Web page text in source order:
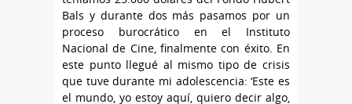
Bals y durante dos más pasamos por un
proceso burocrático en el Instituto
Nacional de Cine, finalmente con éxito. En
este punto llegué al mismo tipo de crisis
que tuve durante mi adolescencia: ‘Este es
el mundo, yo estoy aquí, quiero decir algo,